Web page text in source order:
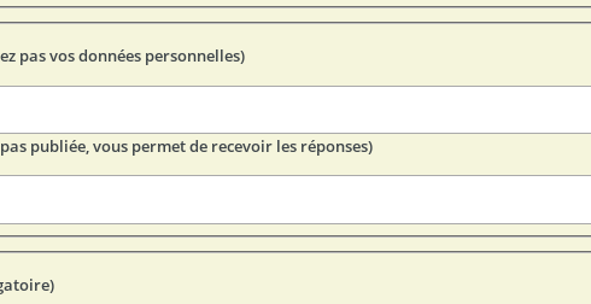
pas vos données personnelles)
publiée, vous permet de recevoir les réponses)
(obligatoire)